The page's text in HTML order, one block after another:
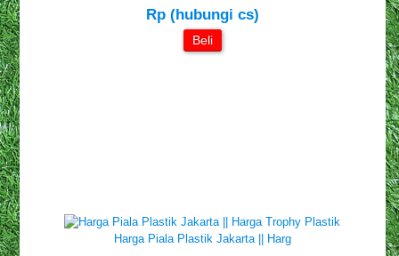
Rp (hubungi cs)
Beli
Harga Piala Plastik Jakarta || Harg